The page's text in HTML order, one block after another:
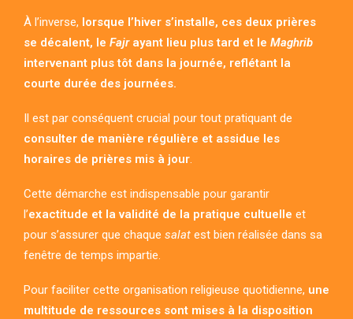
À l’inverse, lorsque l’hiver s’installe, ces deux prières
se décalent, le Fajrayant lieu plus tard et le Maghrib
intervenant plus tôt dans la journée, reflétant la
courte durée des journées.
Il est par conséquent crucial pour tout pratiquant de
consulter de manière régulière et assidue les
horaires de prières mis à jour.
Cette démarche est indispensable pour garantir
l’exactitude et la validité de la pratique cultuelle et
pour s’assurer que chaque salat est bien réalisée dans sa
fenêtre de temps impartie.
Pour faciliter cette organisation religieuse quotidienne, une
multitude de ressources sont mises à la disposition